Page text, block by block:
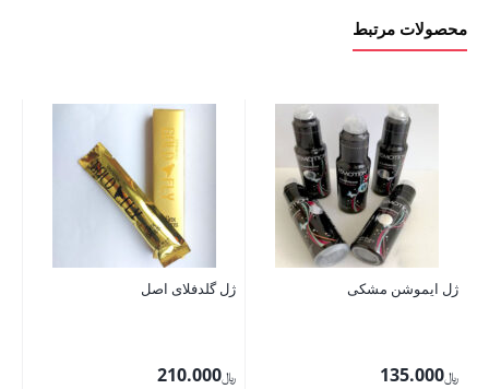
عدد
محصولات مرتبط
ژل ایموشن مشکی
﷼135.000
ژل گلدفلای اصل
﷼210.000